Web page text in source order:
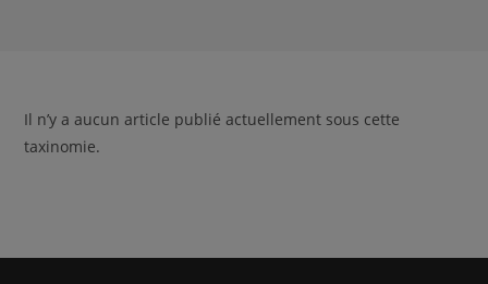
Il n’y a aucun article publié actuellement sous cette
taxinomie.